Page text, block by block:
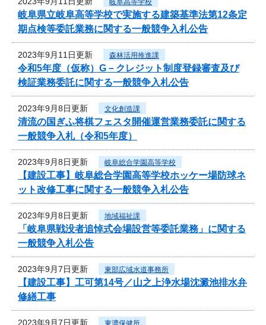
岐阜高等学校
岐阜県立岐阜高等学校で実施する建築基準法第12条定
期点検等委託業務に関する一般競争入札公告
2023年9月11日更新 森林活用推進課
令和5年度（仮称）G－クレジット制度登録審査及び
検証業務委託に関する一般競争入札公告
2023年9月8日更新 文化創造課
清流の国ぎふ将棋フェスタ開催運営業務委託に関する
一般競争入札（令和5年度）
2023年9月8日更新 岐阜総合学園高等学校
【建設工事】岐阜総合学園高等学校ホッケー場防球ネ
ット改修工事に関する一般競争入札公告
2023年9月8日更新 地域福祉課
「岐阜県戦没者追悼式会場設営等委託業務」に関する
一般競争入札公告
2023年9月7日更新 東部広域水道事務所
【建設工事】工可第14号／山之上浄水場沈澱池排水弁
修繕工事
2023年9月7日更新 東濃保健所